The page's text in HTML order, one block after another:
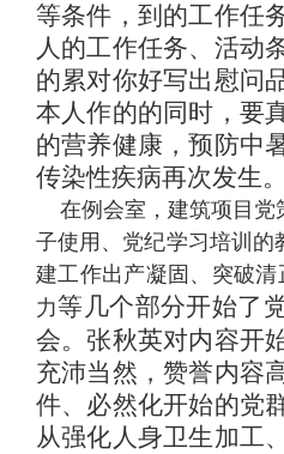
等条件，到的工作任
人的工作任务、活动
的累对你好写出慰问
本人作的的同时，要
的营养健康，预防中
传染性疾病再次发生。
在例会室，建筑项目党
子使用、党纪学习培训的
建工作出产凝固、突破
力等几个部分开始了
会。张秋英对内容开
充沛当然，赞誉内容
件、必然化开始的党
从强化人身卫生加工